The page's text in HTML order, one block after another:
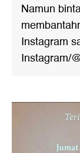
Namun
Instagram
Instagram/